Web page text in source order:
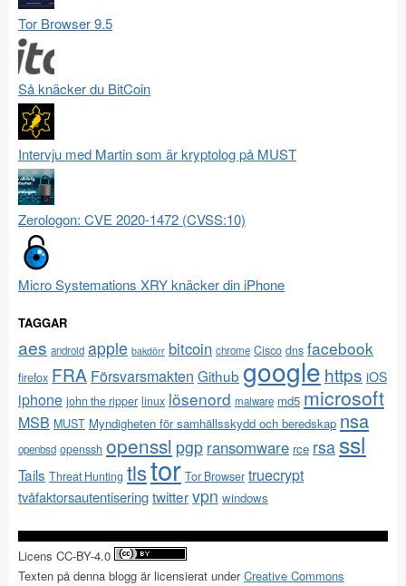
Tor Browser 9.5
Så knäcker du BitCoin
Intervju med Martin som är kryptolog på MUST
Zerologon: CVE 2020-1472 (CVSS:10)
Micro Systemations XRY knäcker din iPhone
TAGGAR
aes android apple bakdörr bitcoin chrome Cisco dns facebook
firefox FRA Försvarsmakten Github google https iOS
iphone john the ripper linux lösenord malware md5 microsoft
MSB MUST Myndigheten för samhällsskydd och beredskap nsa
openbsd openssh openssl pgp ransomware rce rsa ssl
Tails Threat Hunting tlstor Tor Browser truecrypt
tvåfaktorsautentiseringtwittervpn windows
Licens CC-BY-4.0
Texten på denna blogg är licensierat underCreative Commons